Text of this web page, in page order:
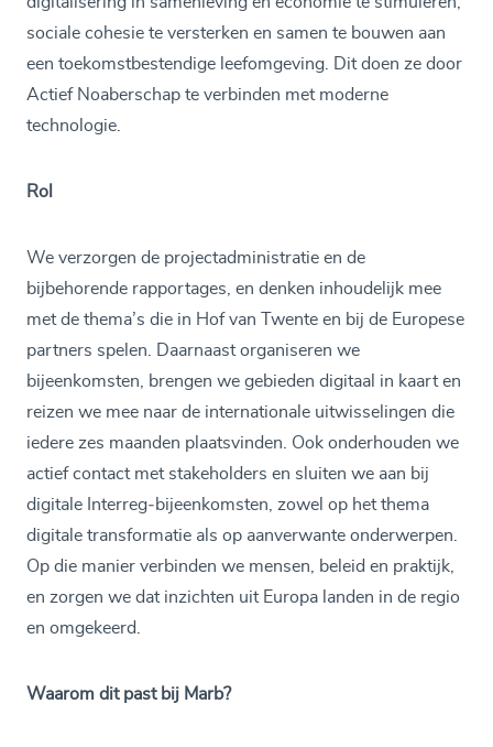
sociale cohesie te versterken en samen te bouwen aan
een toekomstbestendige leefomgeving. Dit doen ze door
Actief Noaberschap te verbinden met moderne
technologie.
Rol
We verzorgen de projectadministratie en de
bijbehorende rapportages, en denken inhoudelijk mee
met de thema’s die in Hof van Twente en bij de Europese
partners spelen. Daarnaast organiseren we
bijeenkomsten, brengen we gebieden digitaal in kaart en
reizen we mee naar de internationale uitwisselingen die
iedere zes maanden plaatsvinden. Ook onderhouden we
actief contact met stakeholders en sluiten we aan bij
digitale Interreg‑bijeenkomsten, zowel op het thema
digitale transformatie als op aanverwante onderwerpen.
Op die manier verbinden we mensen, beleid en praktijk,
en zorgen we dat inzichten uit Europa landen in de regio
en omgekeerd.
Waarom dit past bij Marb?